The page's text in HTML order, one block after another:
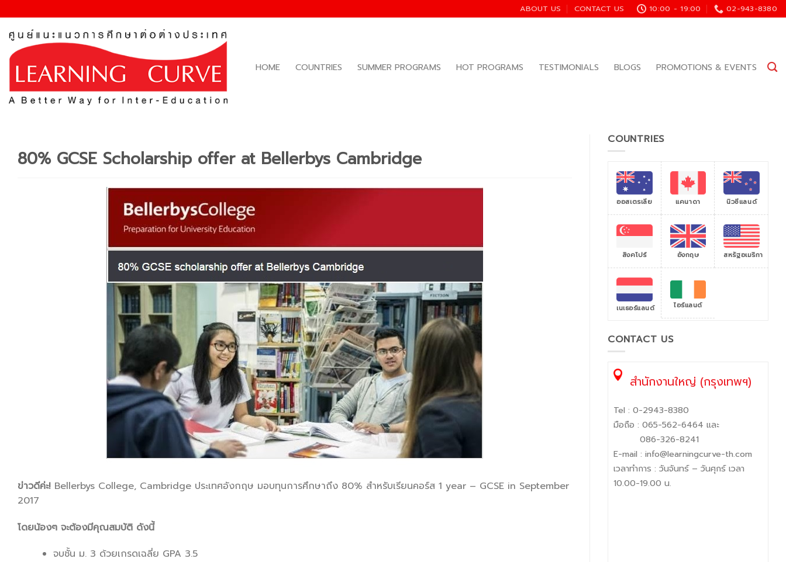
to
content
ABOUT US CONTACT US 10:00 - 19:00 02-943-8380
HOME COUNTRIES SUMMER PROGRAMS HOT PROGRAMS TESTIMONIALS BLOGS PROMOTIONS & EVENTS
80% GCSE Scholarship offer at Bellerbys Cambridge
ข่าวดีค่ะ! Bellerbys College, Cambridge ประเทศอังกฤษ มอบทุนการศึกษาถึง 80% สำหรับเรียนคอร์ส 1 year – GCSE in September
2017
โดยน้องๆ จะต้องมีคุณสมบัติ ดังนี้
จบชั้น ม. 3 ด้วยเกรดเฉลี่ย GPA 3.5
COUNTRIES
ออสเตรเลีย แคนาดา นิวซีแลนด์
สิงคโปร์ อังกฤษ สหรัฐอเมริกา
เนเธอร์แลนด์ ไอร์แลนด์
CONTACT US
สำนักงานใหญ่ (กรุงเทพฯ)
Tel : 0-2943-8380
มือถือ : 065-562-6464 และ
086-326-8241
E-mail : info@learningcurve-th.com
เวลาทำการ : วันจันทร์ – วันศุกร์ เวลา
10.00-19.00 น.